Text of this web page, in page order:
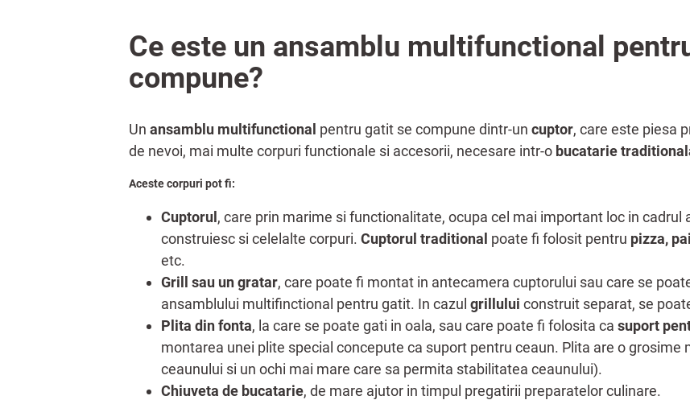
Ce este un ansamblu multifunctional
compune?
Un ansamblu multifunctional pentru gatit se compune dintr-un cuptor, care este piesa
de nevoi, mai multe corpuri functionale si accesorii, necesare intr-o bucatarie
Aceste corpuri pot fi:
Cuptorul , care prin marime si functionalitate, ocupa cel mai important loc in cadrul
construiesc si celelalte corpuri. Cuptorul traditional poate fi folosit pentru pizza,
etc.
Grill sau un gratar, care poate fi montat in antecamera cuptorului sau care se
ansamblului multifinctional pentru gatit. In cazul grillului construit separat, se
Plita din fonta, la care se poate gati in oala, sau care poate fi folosita ca suport
montarea unei plite special concepute ca suport pentru ceaun. Plita are o grosime
ceaunului si un ochi mai mare care sa permita stabilitatea ceaunului).
Chiuveta de bucatarie, de mare ajutor in timpul pregatirii preparatelor culinare.